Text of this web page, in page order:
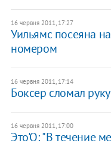
16 червня 2011, 17:27
Уильямс посеяна
номером
16 червня 2011, 17:14
Боксер сломал
16 червня 2011, 17:00
Это'О: "В течение